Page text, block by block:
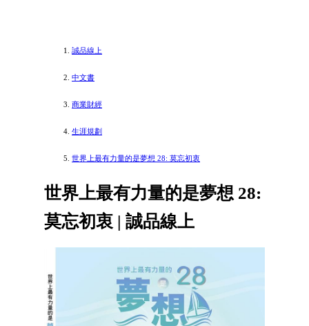
誠品線上
中文書
商業財經
生涯規劃
世界上最有力量的是夢想 28: 莫忘初衷
世界上最有力量的是夢想 28:
莫忘初衷 | 誠品線上